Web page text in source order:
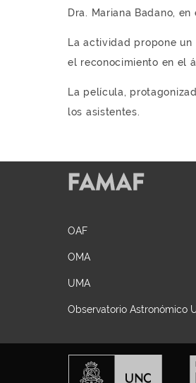
Dra. Mariana Badano,
La actividad propone
el reconocimiento en el
La película,
los asistentes.
OAF
OMA
UMA
Observatorio Astronómico